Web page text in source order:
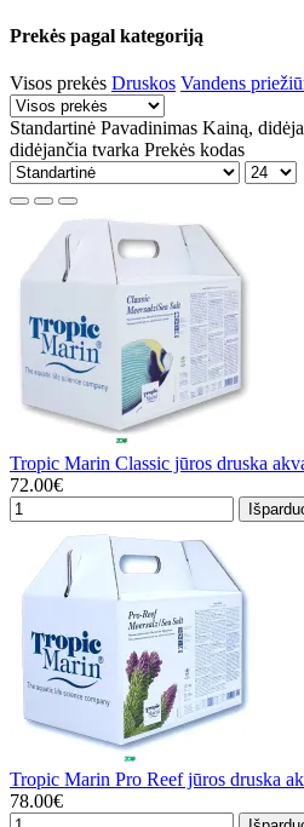
Prekės pagal kategoriją
Visos prekės Druskos Vandens
Standartinė Pavadinimas Kainą,
didėjančia tvarka Prekės kodas
Tropic Marin Classic jūros druska
72.00€
Tropic Marin Pro Reef jūros druska
78.00€